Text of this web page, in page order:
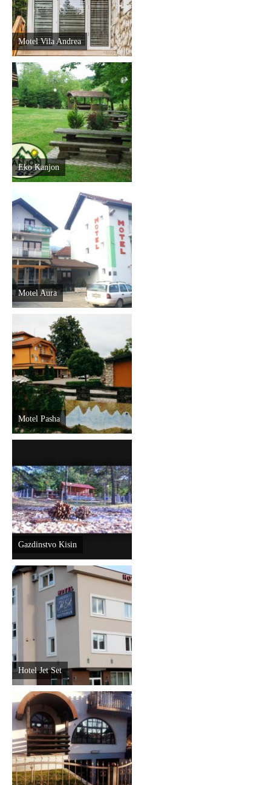
Motel Vila Andrea
Eko Kanjon
Motel Aura
Motel Pasha
Gazdinstvo Kisin
Hotel Jet Set